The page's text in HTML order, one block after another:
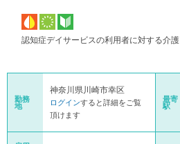
認知症デイサービスの利用者に対する介護
勤務
地
神奈川県川崎市幸区
ログインすると詳細をご覧
頂けます
最寄
駅